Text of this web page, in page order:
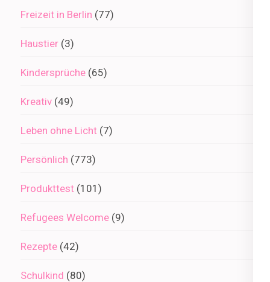
Freizeit in Berlin (77)
Haustier (3)
Kindersprüche (65)
Kreativ (49)
Leben ohne Licht (7)
Persönlich (773)
Produkttest (101)
Refugees Welcome (9)
Rezepte (42)
Schulkind (80)